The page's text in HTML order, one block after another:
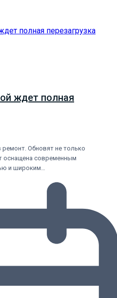
ждет полная
Обновят не только
оснащена современным
и широким…